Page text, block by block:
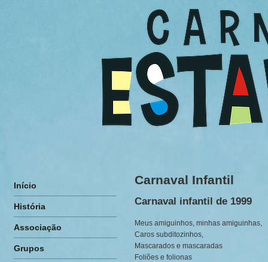
Início
História
Associação
Grupos
Carnaval Infantil
Carnaval infantil de 1999
Meus amiguinhos, minhas amiguinhas,
Caros subditozinhos,
Mascarados e mascaradas
Foliões e folionas